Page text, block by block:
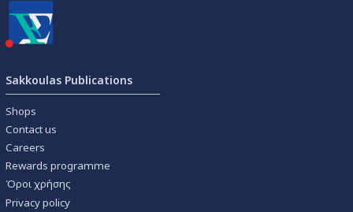
Sakkoulas Publications
Shops
Contact us
Careers
Rewards programme
Όροι χρήσης
Privacy policy